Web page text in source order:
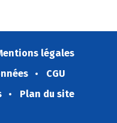
légales
CGU
Plan du site